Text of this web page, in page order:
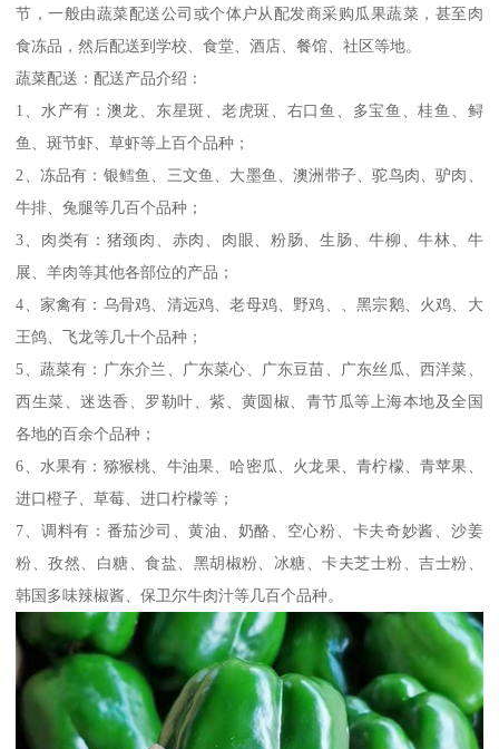
节，一般由蔬菜配送公司或个体户从配发商采购瓜果蔬菜，甚至肉
食冻品，然后配送到学校、食堂、酒店、餐馆、社区等地。
蔬菜配送：配送产品介绍：
1、水产有：澳龙、东星斑、老虎斑、右口鱼、多宝鱼、桂鱼、鲟
鱼、斑节虾、草虾等上百个品种；
2、冻品有：银鳕鱼、三文鱼、大墨鱼、澳洲带子、驼鸟肉、驴肉、
牛排、兔腿等几百个品种；
3、肉类有：猪颈肉、赤肉、肉眼、粉肠、生肠、牛柳、牛林、牛
展、羊肉等其他各部位的产品；
4、家禽有：乌骨鸡、清远鸡、老母鸡、野鸡、、黑宗鹅、火鸡、大
王鸽、飞龙等几十个品种；
5、蔬菜有：广东介兰、广东菜心、广东豆苗、广东丝瓜、西洋菜、
西生菜、迷迭香、罗勒叶、紫、黄圆椒、青节瓜等上海本地及全国
各地的百余个品种；
6、水果有：猕猴桃、牛油果、哈密瓜、火龙果、青柠檬、青苹果、
进口橙子、草莓、进口柠檬等；
7、调料有：番茄沙司、黄油、奶酪、空心粉、卡夫奇妙酱、沙姜
粉、孜然、白糖、食盐、黑胡椒粉、冰糖、卡夫芝士粉、吉士粉、
韩国多味辣椒酱、保卫尔牛肉汁等几百个品种。